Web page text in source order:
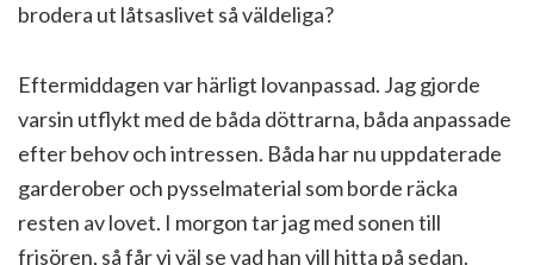
brodera ut låtsaslivet så väldeliga?
Eftermiddagen var härligt lovanpassad. Jag gjorde
varsin utflykt med de båda döttrarna, båda anpassade
efter behov och intressen. Båda har nu uppdaterade
garderober och pysselmaterial som borde räcka
resten av lovet. I morgon tar jag med sonen till
frisören, så får vi väl se vad han vill hitta på sedan.